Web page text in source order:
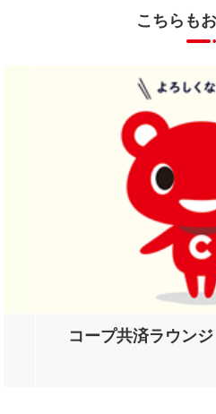
こちらも
コープ共済ラウンジ